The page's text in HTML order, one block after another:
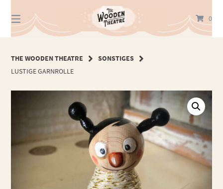
zum
Inhalt
0
THE WOODEN THEATRE
SONSTIGES
LUSTIGE GARNROLLE